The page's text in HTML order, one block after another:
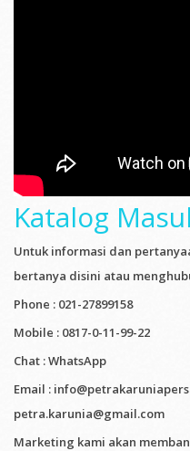
Katalog
Untuk informasi dan
bertanya disini atau
Phone : 021-27899158
Mobile : 0817-0-11-99-22
Chat : WhatsApp
Email :
petra.karunia@gmail.com
Marketing kami akan